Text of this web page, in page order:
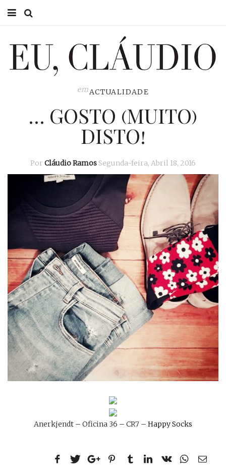
EU CLÁUDIO
emACTUALIDADE
… GOSTO (MUITO)
DISTO!
Por Cláudio Ramos Segunda-feira, Abril 18, 2016
Anerkjendt – Oficina 36 – CR7 – Happy Socks